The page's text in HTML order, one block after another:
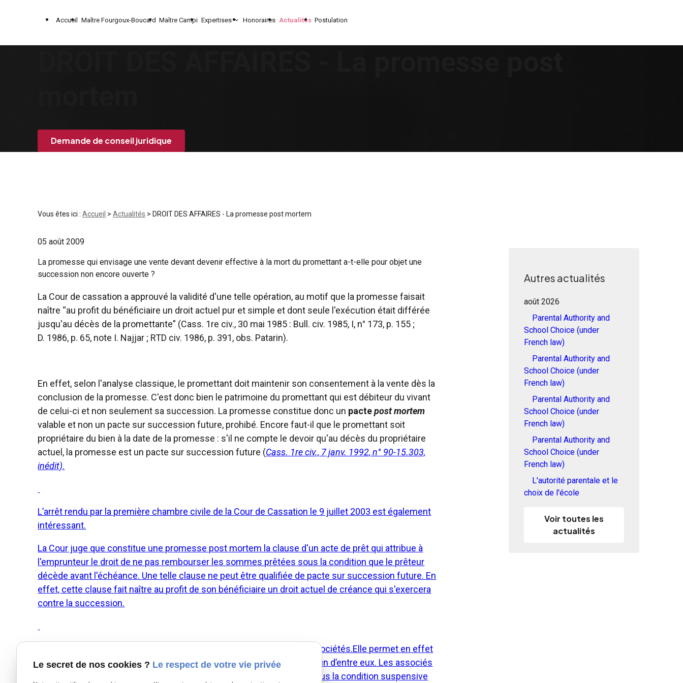
Accueil Maître Fourgoux-Boucard Maître Campi Expertises Honoraires Actualités Postulation
Demande de conseil juridique
Vous êtes ici : Accueil >Actualités > DROIT DES AFFAIRES - La promesse post mortem
05 août 2009
La promesse qui envisage une vente devant devenir effective à la mort du promettant a-t-elle pour objet une
succession non encore ouverte ?
La Cour de cassation a approuvé la validité d'une telle opération, au motif que la promesse faisait
naître “au profit du bénéficiaire un droit actuel pur et simple et dont seule l'exécution était différée
jusqu'au décès de la promettante” (Cass. 1re civ., 30 mai 1985 : Bull. civ. 1985, I, n° 173, p. 155 ;
D. 1986, p. 65, note I. Najjar ; RTD civ. 1986, p. 391, obs. Patarin).
En effet, selon l'analyse classique, le promettant doit maintenir son consentement à la vente dès la
conclusion de la promesse. C'est donc bien le patrimoine du promettant qui est débiteur du vivant
de celui-ci et non seulement sa succession. La promesse constitue donc un pactepost mortem
valable et non un pacte sur succession future, prohibé. Encore faut-il que le promettant soit
propriétaire du bien à la date de la promesse : s'il ne compte le devoir qu'au décès du propriétaire
actuel, la promesse est un pacte sur succession future (Cass. 1re civ., 7 janv. 1992, n° 90-15.303,
inédit).
L’arrêt rendu par la première chambre civile de la Cour de Cassation le 9 juillet 2003 est également
intéressant.
La Cour juge que constitue une promesse post mortem la clause d'un acte de prêt qui attribue à
l'emprunteur le droit de ne pas rembourser les sommes prêtées sous la condition que le prêteur
décède avant l'échéance. Une telle clause ne peut être qualifiée de pacte sur succession future. En
effet, cette clause fait naître au profit de son bénéficiaire un droit actuel de créance qui s'exercera
contre la succession.
La promesse post-mortem peut être d’une grande utilité en droit des sociétés.Elle permet en effet
aux associés d’organiser le futur de leur société, en cas de décès de l’un d’entre eux. Les associés
peuvent en effet se promettre réciproquement la vente de leur part sous la condition suspensive
Autres actualités
août 2026
Parental Authority and
School Choice (under
French law)
Parental Authority and
School Choice (under
French law)
Parental Authority and
School Choice (under
French law)
Parental Authority and
School Choice (under
French law)
L'autorité parentale et le
choix de l'école
Voir toutes les
actualités
Le secret de nos cookies ? Le respect de votre vie privée